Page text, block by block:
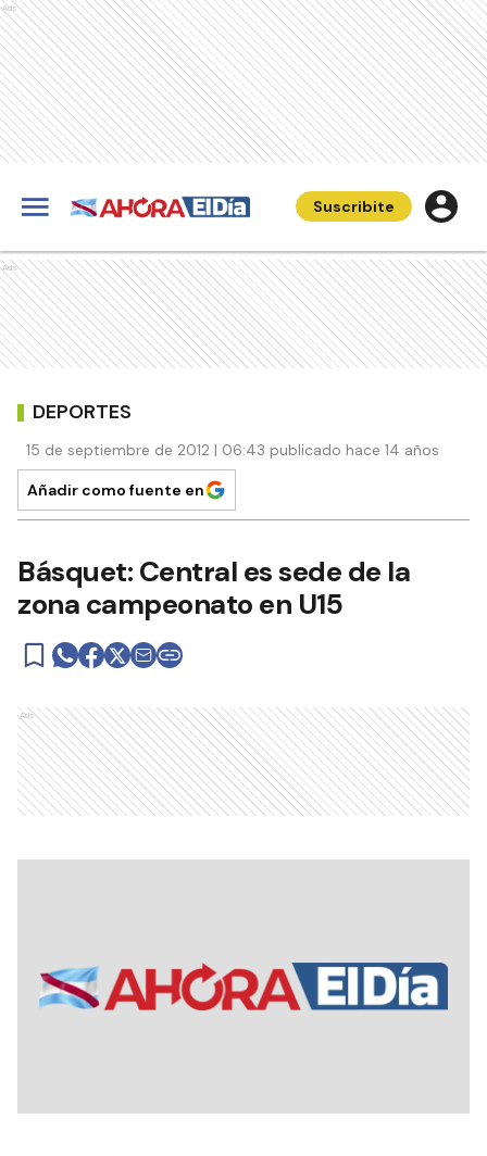
Ads
Suscribite
Ads
DEPORTES
15 de septiembre de 2012 | 06:43 publicado hace 14 años
Añadir como fuente en
Básquet: Central es sede de la
zona campeonato en U15
Ads